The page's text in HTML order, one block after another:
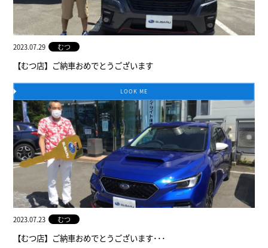
2023.07.29 むつ
【むつ店】ご納車おめでとうございます
LOOK ME
2023.07.23 むつ
【むつ店】ご納車おめでとうございます･･･